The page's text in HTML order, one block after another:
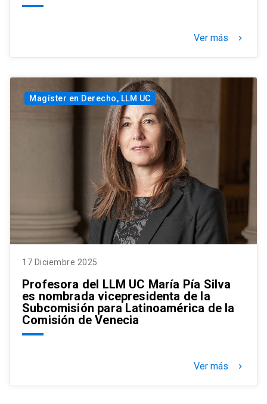
Ver más keyboard_arrow_right
Magíster en Derecho, LLM UC
17 Diciembre 2025
Profesora del LLM UC María Pía Silva
es nombrada vicepresidenta de la
Subcomisión para Latinoamérica de la
Comisión de Venecia
Ver más keyboard_arrow_right